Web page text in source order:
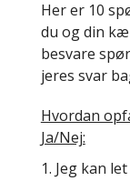
Her er 10
du og din
besvare
jeres svar
Hvordan
Ja/Nej:
Jeg kan